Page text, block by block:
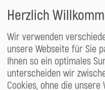
sind jedoch bei der
nicht nur
mikroskopische
Baum oder in seiner
können. So werden
Käfer…), Klebebände
Herzlich
Wir verwenden
unsere Webseite für Sie
Ihnen so ein optimales
unterscheiden wir
Cookies, ohne die